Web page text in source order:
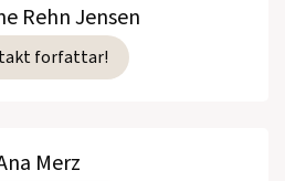
Rehn Jensen
forfattar!
Merz